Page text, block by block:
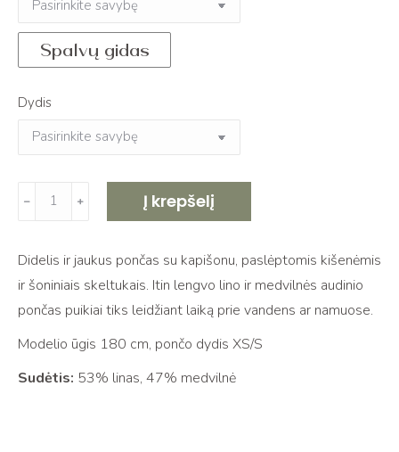
Spalvų gidas
Dydis
produkto
kiekis:
ir
medvilnės
paplūdimio
pončas
KOPA
﹣ ﹢ Į krepšelį
Didelis ir jaukus pončas su kapišonu, paslėptomis kišenėmis
ir šoniniais skeltukais. Itin lengvo lino ir medvilnės audinio
pončas puikiai tiks leidžiant laiką prie vandens ar namuose.
Modelio ūgis 180 cm, pončo dydis XS/S
Sudėtis: 53% linas, 47% medvilnė